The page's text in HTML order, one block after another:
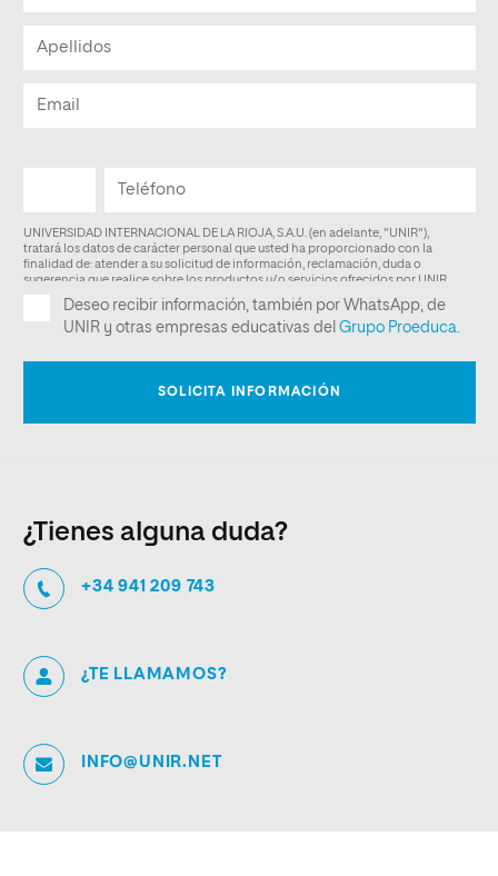
¿Tienes alguna duda?
+34 941 209 743
¿TE LLAMAMOS?
INFO@UNIR.NET